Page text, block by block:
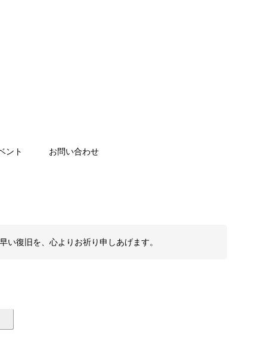
ント お問い合わせ
復旧を、心よりお祈り申しあげます。